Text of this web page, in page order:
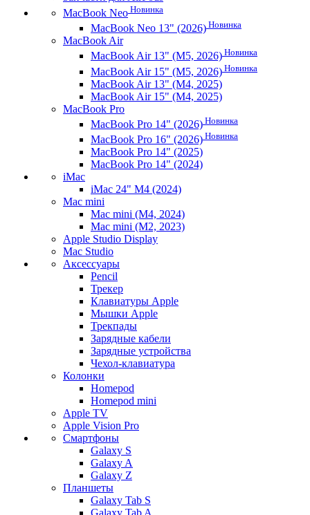
MacBook Neo Новинка
MacBook Neo 13" (2026) Новинка
MacBook Air
MacBook Air 13" (M5, 2026) Новинка
MacBook Air 15" (M5, 2026) Новинка
MacBook Air 13" (M4, 2025)
MacBook Air 15" (M4, 2025)
MacBook Pro
MacBook Pro 14" (2026) Новинка
MacBook Pro 16" (2026) Новинка
MacBook Pro 14" (2025)
MacBook Pro 14" (2024)
iMac
iMac 24" M4 (2024)
Mac mini
Mac mini (M4, 2024)
Mac mini (M2, 2023)
Apple Studio Display
Mac Studio
Аксессуары
Pencil
Трекер
Клавиатуры Apple
Мышки Apple
Трекпады
Зарядные кабели
Зарядные устройства
Чехол-клавиатура
Колонки
Homepod
Homepod mini
Apple TV
Apple Vision Pro
Смартфоны
Galaxy S
Galaxy A
Galaxy Z
Планшеты
Galaxy Tab S